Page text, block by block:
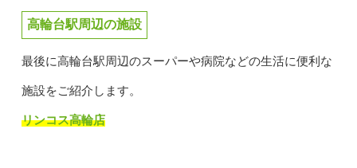
高輪台駅周辺の施設
最後に高輪台駅周辺のスーパーや病院などの生活に便利な
施設をご紹介します。
リンコス高輪店